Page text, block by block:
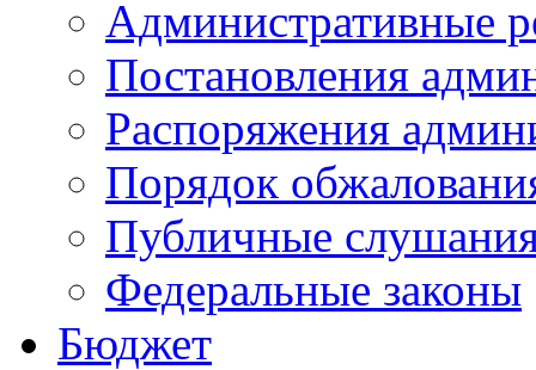
Административные
Постановления
Распоряжения
Порядок
Публичные
Федеральные законы
Бюджет